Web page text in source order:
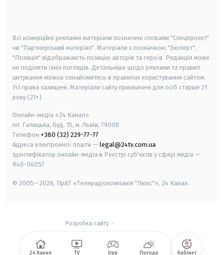
Всі комерційні рекламні матеріали позначені словами "Спецпроєкт"
чи "Партнерський матеріал". Матеріали з позначкою "Експерт",
"Позиція" відображають позицію авторів та героїв. Редакція може
не поділяти їхніх поглядів. Детальніше щодо реклами та правил
цитування можна ознайомитись в правилах користування сайтом.
Усі права захищені. Матеріали сайту призначені для осіб старше 21
року (21+)
Онлайн-медіа «24 Канал»
пл. Галицька, буд. 15, м. Львів, 79008
Телефон +380 (32) 229-77-77
Адреса електронної пошти — legal@24tv.com.ua
Ідентифікатор онлайн-медіа в Реєстрі суб'єктів у сфері медіа —
R40-06057
© 2005—2026, ПрАТ «Телерадіокомпанія "Люкс"», 24 Канал.
Розробка сайту-
24 Канал TV Ігри Погода Кабінет